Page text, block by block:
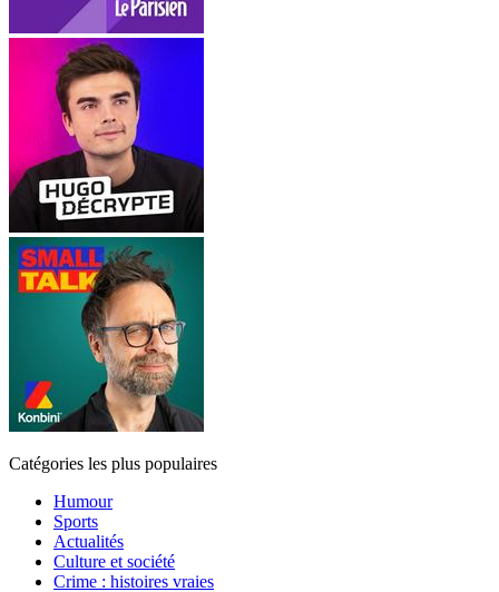
Catégories les plus populaires
Humour
Sports
Actualités
Culture et société
Crime : histoires vraies